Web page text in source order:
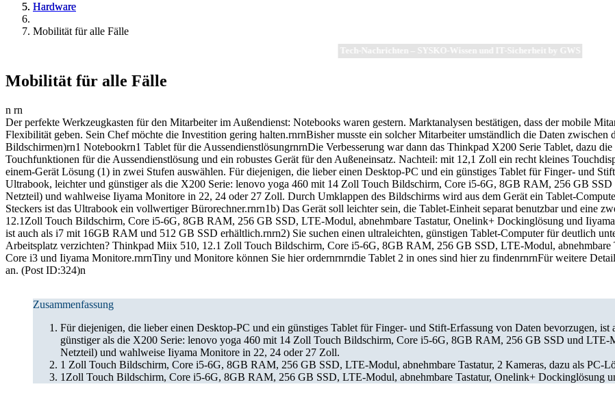
Hardware
Mobilität für alle Fälle
Tech-Nachrichten – SYSKO-Wissen und IT-Sicherheit by GWS
Mobilität für alle Fälle
n rn
Der perfekte Werkzeugkasten für den Mitarbeiter im Außendienst: Notebooks waren gestern. Marktanalysen bestätigen, dass der mobile
Flexibilität geben. Sein Chef möchte die Investition gering halten.rnrnBisher musste ein solcher Mitarbeiter umständlich die Daten
Bildschirmen)rn1 Notebookrn1 Tablet für die AussendienstlösungrnrnDie Verbesserung war dann das Thinkpad X200 Serie Tablet, dazu
Touchfunktionen für die Aussendienstlösung und ein robustes Gerät für den Außeneinsatz. Nachteil: mit 12,1 Zoll ein recht kleines
einem-Gerät Lösung (1) in zwei Stufen auswählen. Für diejenigen, die lieber einen Desktop-PC und ein günstiges Tablet für Finger- und
Ultrabook, leichter und günstiger als die X200 Serie: lenovo yoga 460 mit 14 Zoll Touch Bildschirm, Core i5-6G, 8GB RAM, 256 GB
Netzteil) und wahlweise Iiyama Monitore in 22, 24 oder 27 Zoll. Durch Umklappen des Bildschirms wird aus dem Gerät ein Tablet-
Steckers ist das Ultrabook ein vollwertiger Bürorechner.rnrn1b) Das Gerät soll leichter sein, die Tablet-Einheit separat benutzbar und eine
12.1Zoll Touch Bildschirm, Core i5-6G, 8GB RAM, 256 GB SSD, LTE-Modul, abnehmbare Tastatur, Onelink+ Dockinglösung und
ist auch als i7 mit 16GB RAM und 512 GB SSD erhältlich.rnrn2) Sie suchen einen ultraleichten, günstigen Tablet-Computer für deutlich
Arbeitsplatz verzichten? Thinkpad Miix 510, 12.1 Zoll Touch Bildschirm, Core i5-6G, 8GB RAM, 256 GB SSD, LTE-Modul, abnehmbare
Core i3 und Iiyama Monitore.rnrnTiny und Monitore können Sie hier ordernrnrndie Tablet 2 in ones sind hier zu findenrnrnFür weitere
an. (Post ID:324)n
Zusammenfassung
Für diejenigen, die lieber einen Desktop-PC und ein günstiges Tablet für Finger- und Stift-Erfassung von Daten bevorzugen,
günstiger als die X200 Serie: lenovo yoga 460 mit 14 Zoll Touch Bildschirm, Core i5-6G, 8GB RAM, 256 GB SSD und
Netzteil) und wahlweise Iiyama Monitore in 22, 24 oder 27 Zoll.
1 Zoll Touch Bildschirm, Core i5-6G, 8GB RAM, 256 GB SSD, LTE-Modul, abnehmbare Tastatur, 2 Kameras, dazu als PC-
1Zoll Touch Bildschirm, Core i5-6G, 8GB RAM, 256 GB SSD, LTE-Modul, abnehmbare Tastatur, Onelink+ Dockinglösung